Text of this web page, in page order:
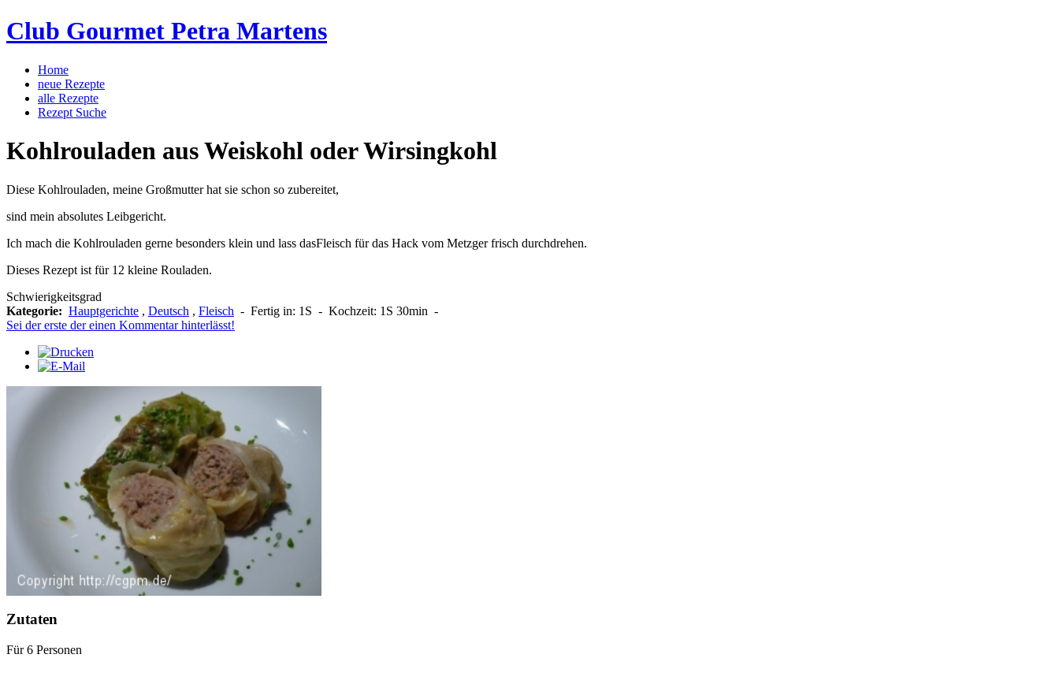
Club Gourmet Petra Martens
Home
neue Rezepte
alle Rezepte
Rezept Suche
Kohlrouladen aus Weiskohl oder Wirsingkohl
Diese Kohlrouladen, meine Großmutter hat sie schon so zubereitet,
sind mein absolutes Leibgericht.
Ich mach die Kohlrouladen gerne besonders klein und lass dasFleisch für das Hack vom Metzger frisch durchdrehen.
Dieses Rezept ist für 12 kleine Rouladen.
Schwierigkeitsgrad
Kategorie: Hauptgerichte , Deutsch , Fleisch - Fertig in: 1S - Kochzeit: 1S 30min -
Sei der erste der einen Kommentar hinterlässt!
Zutaten
Für6 Personen